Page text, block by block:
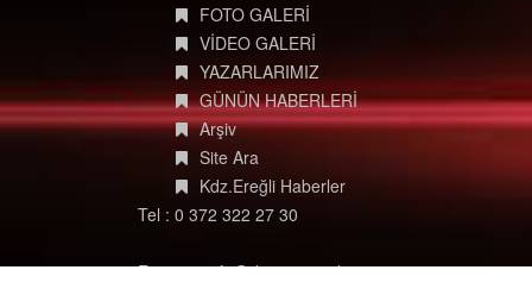
FOTO GALERİ
VİDEO GALERİ
YAZARLARIMIZ
GÜNÜN HABERLERİ
Arşiv
Site Ara
Kdz.Ereğli Haberler
Tel : 0 372 322 27 30
E-posta: info@degisimmedya.com